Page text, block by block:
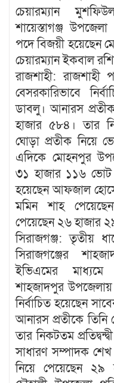
চেয়ারম্যান
শায়েস্তাগঞ্জ উপজেলা
পদে বিজয়ী হয়েছেন
চেয়ারম্যান ইকবাল
রাজশাহী: রাজশাহী
বেসরকারিভাবে
ডাবলু। আনারস
হাজার ৫৮৪। তার
ঘোড়া প্রতীক নিয়ে
এদিকে মোহনপুর
৩১ হাজার ১১৬ ভোট
হয়েছেন আফজাল
মমিন শাহ
পেয়েছেন ২৬ হাজার
সিরাজগঞ্জ: তৃতীয়
সিরাজগঞ্জের
ইভিএমের মাধ্যমে
শাহজাদপুর উপজেলায়
নির্বাচিত হয়েছেন
আনারস প্রতীকে
তার নিকটতম
সাধারণ সম্পাদক
নিয়ে পেয়েছেন